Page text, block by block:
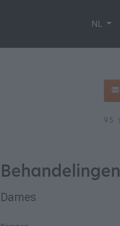
NL
9.5
Behandelingen
Dames